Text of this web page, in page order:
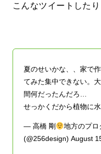
こんなツイートした
夏のせいかな、、家で
てみた集中できない。
間何だったんだろ…
せっかくだから植物に
— 高橋 剛
地方のプロ
(@256design)August